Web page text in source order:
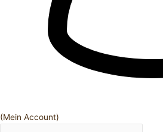
(Mein Account)